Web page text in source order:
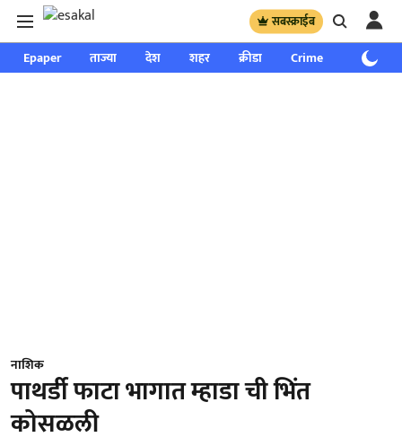
सबस्क्राईब
Epaper ताज्या देश शहर क्रीडा Crime साप्ताहिक
नाशिक
पाथर्डी फाटा भागात म्हाडा ची भिंत
कोसळली